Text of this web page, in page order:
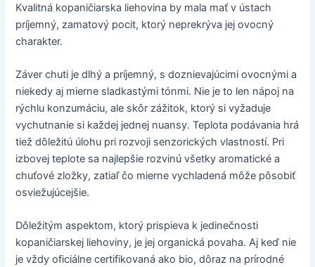
Kvalitná kopaničiarska liehovina by mala mať v ústach
príjemný, zamatový pocit, ktorý neprekrýva jej ovocný
charakter.
Záver chuti je dlhý a príjemný, s doznievajúcimi ovocnými a
niekedy aj mierne sladkastými tónmi. Nie je to len nápoj na
rýchlu konzumáciu, ale skôr zážitok, ktorý si vyžaduje
vychutnanie si každej jednej nuansy. Teplota podávania hrá
tiež dôležitú úlohu pri rozvoji senzorických vlastností. Pri
izbovej teplote sa najlepšie rozvinú všetky aromatické a
chuťové zložky, zatiaľ čo mierne vychladená môže pôsobiť
osviežujúcejšie.
Dôležitým aspektom, ktorý prispieva k jedinečnosti
kopaničiarskej liehoviny, je jej organická povaha. Aj keď nie
je vždy oficiálne certifikovaná ako bio, dôraz na prírodné